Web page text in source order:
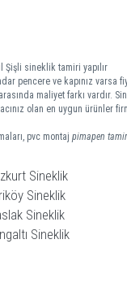
sineklik tamiri yapılır
pencere ve kapınız varsa
maliyet farkı vardır.
olan en uygun ürünler
pvc montaj pimapen
Sineklik
Sineklik
Sineklik
Sineklik